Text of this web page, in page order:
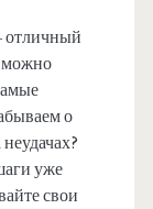
отличный
можно
о
уже
свои